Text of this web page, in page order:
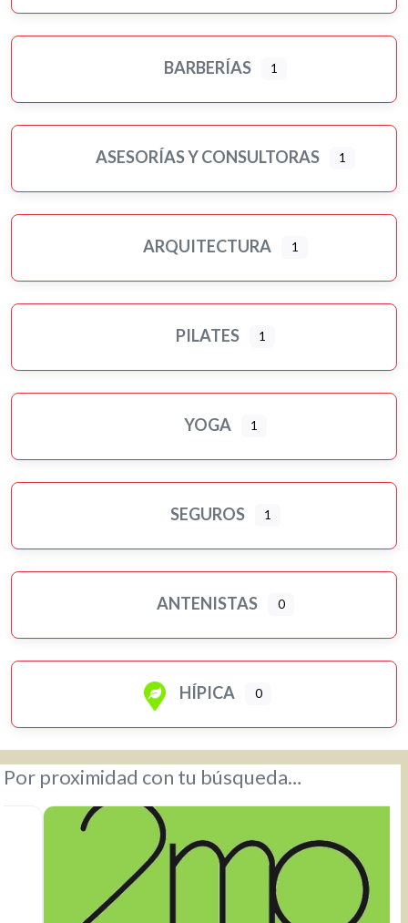
BARBERÍAS 1
ASESORÍAS Y CONSULTORAS 1
ARQUITECTURA 1
PILATES 1
YOGA 1
SEGUROS 1
ANTENISTAS 0
HÍPICA 0
Por proximidad con tu búsqueda…